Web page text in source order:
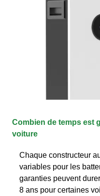
Combien de temps est
voiture
Chaque constructeur
variables pour les
garanties peuvent
8 ans pour certaines